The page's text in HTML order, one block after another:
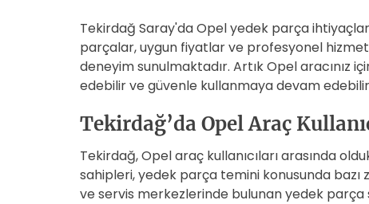
Tekirdağ Saray'da Opel yedek parça
parçalar, uygun fiyatlar ve profesyonel
deneyim sunulmaktadır. Artık Opel aracınız
edebilir ve güvenle kullanmaya devam
Tekirdağ’da Opel Araç
Tekirdağ, Opel araç kullanıcıları arasında
sahipleri, yedek parça temini konusunda
ve servis merkezlerinde bulunan yedek parça